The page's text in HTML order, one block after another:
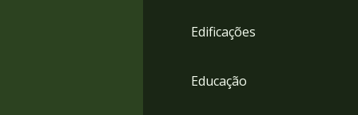
Edificações
Educação